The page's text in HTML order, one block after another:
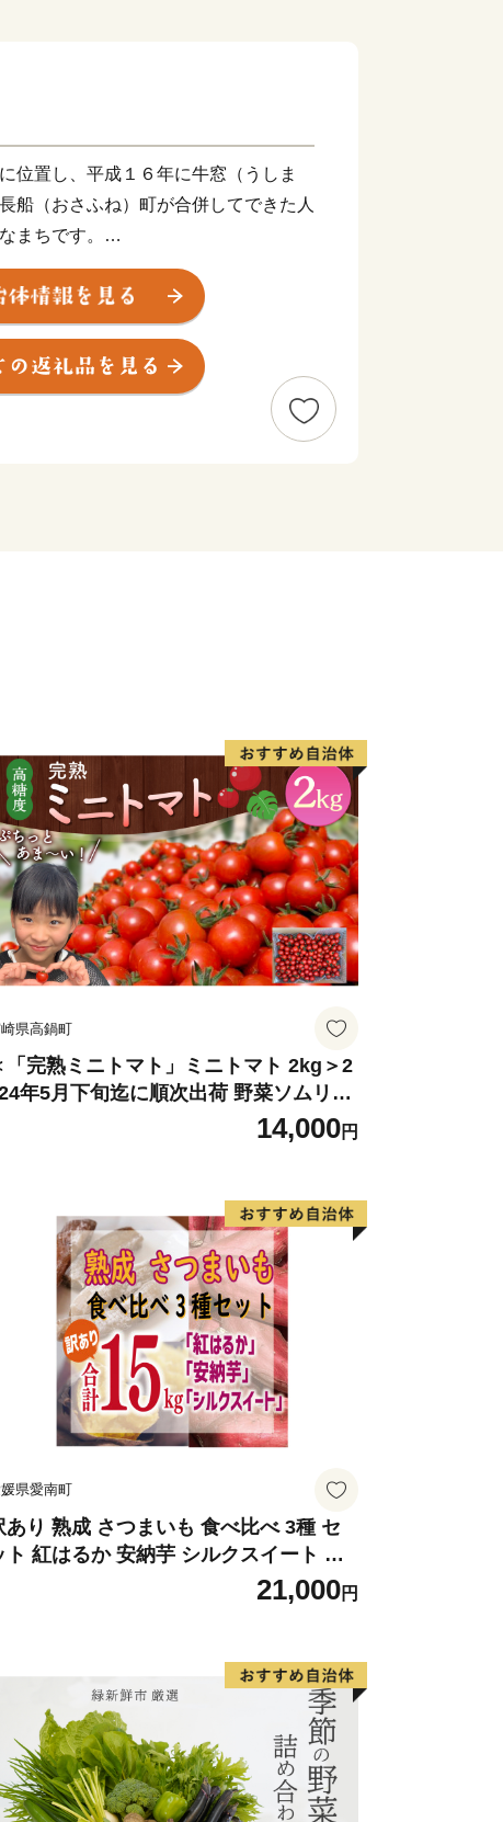
位置し、平成１６年に牛窓（うしま
船（おさふね）町が合併してできた人
まちです。
地として栄えた古い街並みが残る市南
訪れる風光明媚な港町です。牛窓オリ
海の美しい眺めと優しい潮風は来訪者
。
た瀬戸内市に是非一度お越しくださ
県高鍋町
「完熟ミニトマト」ミニトマト 2kg＞2
年5月下旬迄に順次出荷 野菜ソムリエ
ミット アルル・リリカ共に銀賞受
！！(2023年11月開催)1回食べてみらん
14,000円
県愛南町
あり 熟成 さつまいも 食べ比べ 3種 セ
ト 紅はるか 安納芋 シルクスイート 合
15kg サイズ混合 サツマイモ 焼き芋 干
芋 丸干し 冷凍焼き芋 冷やし焼き芋 や
芋 あんのういも 甘藷 べにはるか スイ
ツ 国産 糖度 産地直送 農家直送 数量限
21000円 愛媛 愛南 ミッチーのおみか
畑
21,000円